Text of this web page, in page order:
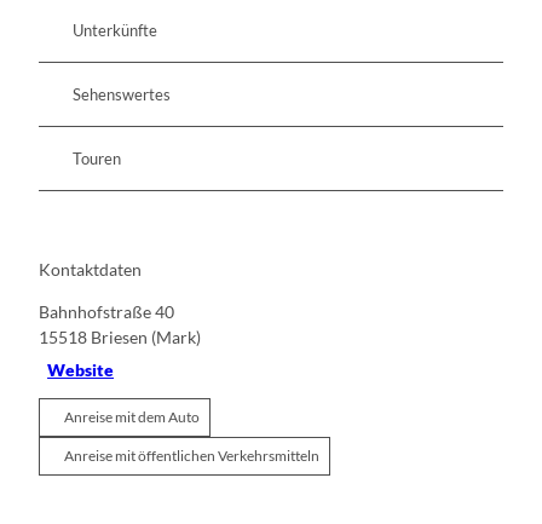
Unterkünfte
Sehenswertes
Touren
Kontaktdaten
Bahnhofstraße 40
15518 Briesen (Mark)
Website
Anreise mit dem Auto
Anreise mit öffentlichen Verkehrsmitteln